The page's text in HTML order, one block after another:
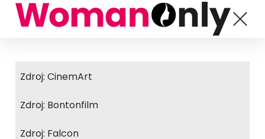
Zdroj: CinemArt
Zdroj: Bontonfilm
Zdroj: Falcon